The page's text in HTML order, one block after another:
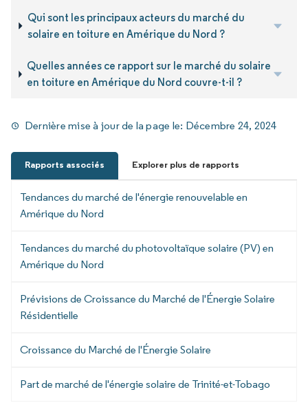
Qui sont les principaux acteurs du marché du
solaire en toiture en Amérique du Nord ?
Quelles années ce rapport sur le marché du solaire
en toiture en Amérique du Nord couvre-t-il ?
Dernière mise à jour de la page le: Décembre 24, 2024
Rapports associés Explorer plus de rapports
Tendances du marché de l'énergie renouvelable en
Amérique du Nord
Tendances du marché du photovoltaïque solaire (PV) en
Amérique du Nord
Prévisions de Croissance du Marché de l'Énergie Solaire
Résidentielle
Croissance du Marché de l'Énergie Solaire
Part de marché de l'énergie solaire de Trinité-et-Tobago